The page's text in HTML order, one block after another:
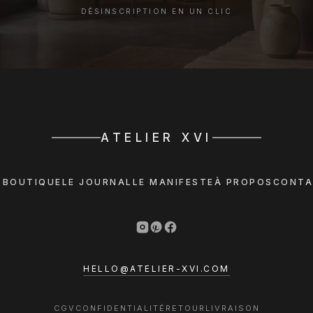
DÉSINSCRIPTION EN UN CLIC
ATELIER XVI
LE JOURNAL LE MANIFESTE À PROPOS
HELLO@ATELIER-XVI.COM
CGV CONFIDENTIALITÉ RETOUR LIVRAISON